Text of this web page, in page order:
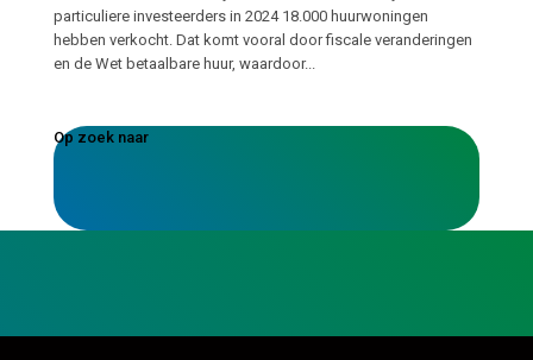
particuliere investeerders in 2024 18.000 huurwoningen
hebben verkocht. Dat komt vooral door fiscale veranderingen
en de Wet betaalbare huur, waardoor...
Op zoek naar